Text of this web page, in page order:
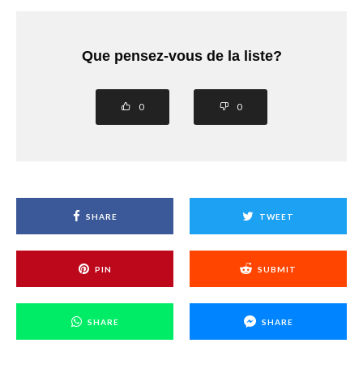
Que pensez-vous de la liste?
0 0
SHARE TWEET
PIN SUBMIT
SHARE SHARE